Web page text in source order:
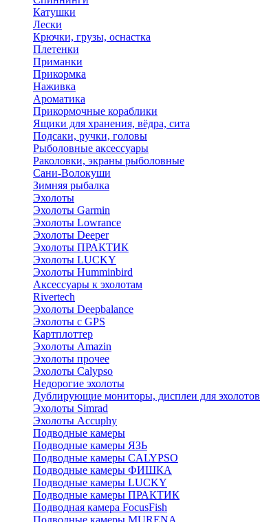
Катушки
Лески
Крючки, грузы, оснастка
Плетенки
Приманки
Прикормка
Наживка
Ароматика
Прикормочные кораблики
Ящики для хранения, вёдра, сита
Подсаки, ручки, головы
Рыболовные аксессуары
Раколовки, экраны рыболовные
Сани-Волокуши
Зимняя рыбалка
Эхолоты
Эхолоты Garmin
Эхолоты Lowrance
Эхолоты Deeper
Эхолоты ПРАКТИК
Эхолоты LUCKY
Эхолоты Humminbird
Аксессуары к эхолотам
Rivertech
Эхолоты Deepbalance
Эхолоты с GPS
Картплоттер
Эхолоты Amazin
Эхолоты прочее
Эхолоты Calypso
Недорогие эхолоты
Дублирующие мониторы, дисплеи для эхолотов
Эхолоты Simrad
Эхолоты Accuphy
Подводные камеры
Подводные камеры ЯЗЬ
Подводные камеры CALYPSO
Подводные камеры ФИШКА
Подводные камеры LUCKY
Подводные камеры ПРАКТИК
Подводная камера FocusFish
Подводные камеры MURENA